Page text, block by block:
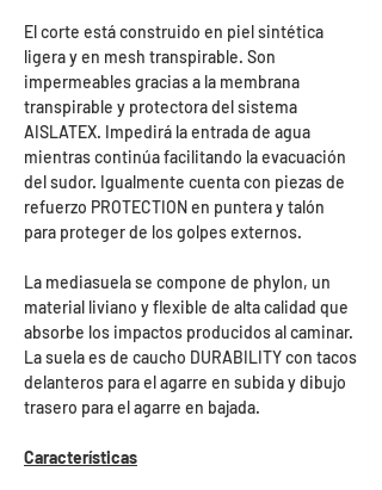
El corte está construido en piel sintética
ligera y en mesh transpirable. Son
impermeables gracias a la membrana
transpirable y protectora del sistema
AISLATEX. Impedirá la entrada de agua
mientras continúa facilitando la evacuación
del sudor. Igualmente cuenta con piezas de
refuerzo PROTECTION en puntera y talón
para proteger de los golpes externos.
La mediasuela se compone de phylon, un
material liviano y flexible de alta calidad que
absorbe los impactos producidos al caminar.
La suela es de caucho DURABILITY con tacos
delanteros para el agarre en subida y dibujo
trasero para el agarre en bajada.
Características